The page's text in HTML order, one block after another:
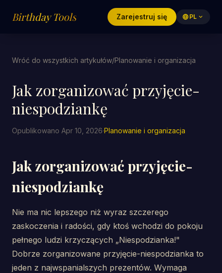
Birthday Tools Zarejestruj się language PL expand_more
Wróć do wszystkich artykułów/Planowanie i organizacja
Jak zorganizować przyjęcie-
niespodziankę
Opublikowano Apr 10, 2026·Planowanie i organizacja
Jak zorganizować przyjęcie-
niespodziankę
Nie ma nic lepszego niż wyraz szczerego
zaskoczenia i radości, gdy ktoś wchodzi do pokoju
pełnego ludzi krzyczących „Niespodzianka!"
Dobrze zorganizowane przyjęcie-niespodzianka to
jeden z najwspanialszych prezentów. Wymaga